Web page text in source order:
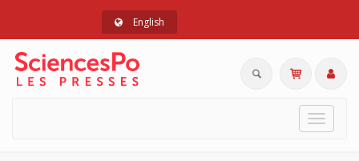
English
Toggle